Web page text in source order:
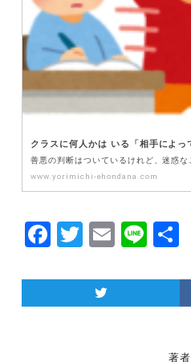
www.yorimichi-ehondana.com
F
c
e
T
itt
er
E
ai
l
Li
e
共
著者